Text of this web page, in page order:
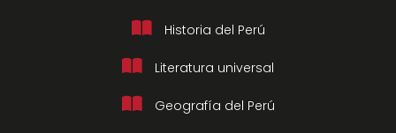
Historia del Perú
Literatura universal
Geografía del Perú